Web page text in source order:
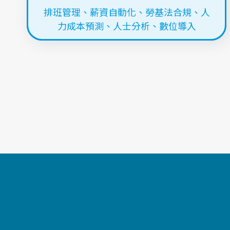
排班管理 、 薪資自動化 、 勞基法合規、 人
力成本預測 、 人士分析 、 數位導入